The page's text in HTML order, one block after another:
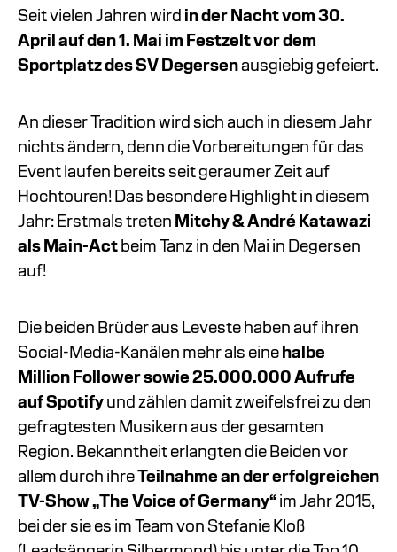
Seit vielen Jahren wird in der Nacht vom 30.
April auf den 1. Mai im Festzelt vor dem
Sportplatz des SV Degersenausgiebig gefeiert.
An dieser Tradition wird sich auch in diesem Jahr
nichts ändern, denn die Vorbereitungen für das
Event laufen bereits seit geraumer Zeit auf
Hochtouren! Das besondere Highlight in diesem
Jahr: Erstmals treten Mitchy & André Katawazi
als Main-Act beim Tanz in den Mai in Degersen
auf!
Die beiden Brüder aus Leveste haben auf ihren
Social-Media-Kanälen mehr als eine halbe
Million Follower sowie 25.000.000 Aufrufe
auf Spotify und zählen damit zweifelsfrei zu den
gefragtesten Musikern aus der gesamten
Region. Bekanntheit erlangten die Beiden vor
allem durch ihreTeilnahme an der erfolgreichen
TV-Show „The Voice of Germany“ im Jahr 2015,
bei der sie es im Team von Stefanie Kloß